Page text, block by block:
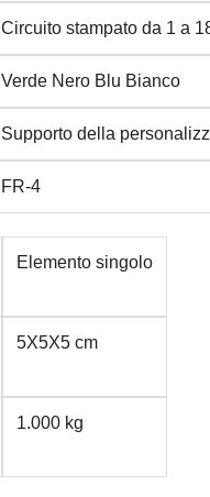
Circuito stampato da 1 a
Verde Nero Blu Bianco
Supporto della
FR-4
Elemento singolo
5X5X5 cm
1.000 kg